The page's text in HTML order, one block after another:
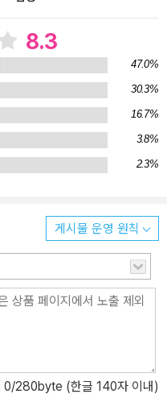
8.3
47.0%
30.3%
16.7%
3.8%
2.3%
게시물 운영 원칙
0/280byte (한글 140자 이내)